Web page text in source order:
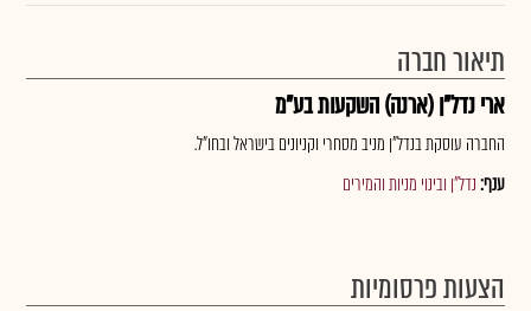
תיאור חברה
ארי נדל"ן (ארנה) השקעות בע"מ
החברה עוסקת בנדל"ן מניב מסחרי וקניונים בישראל ובחו"ל.
ענף:נדל"ן ובינוי מניות והמירים
הצעות פרסומיות